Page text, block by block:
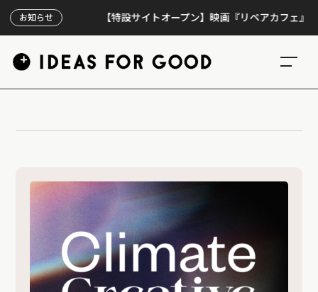
お知らせ 【特設サイトオープン】映画『リペアカフェ』、上